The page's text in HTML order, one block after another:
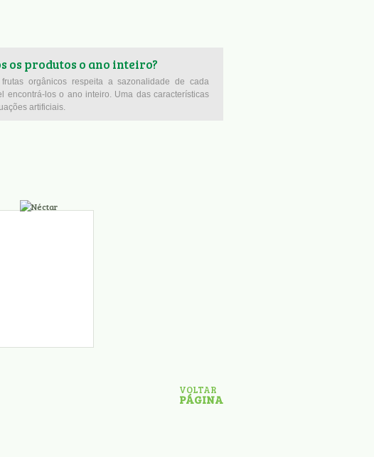
os produtos o ano inteiro?
orgânicos respeita a sazonalidade de cada
encontrá-los o ano inteiro. Uma das características
artificiais.
VOLTAR
PÁGINA